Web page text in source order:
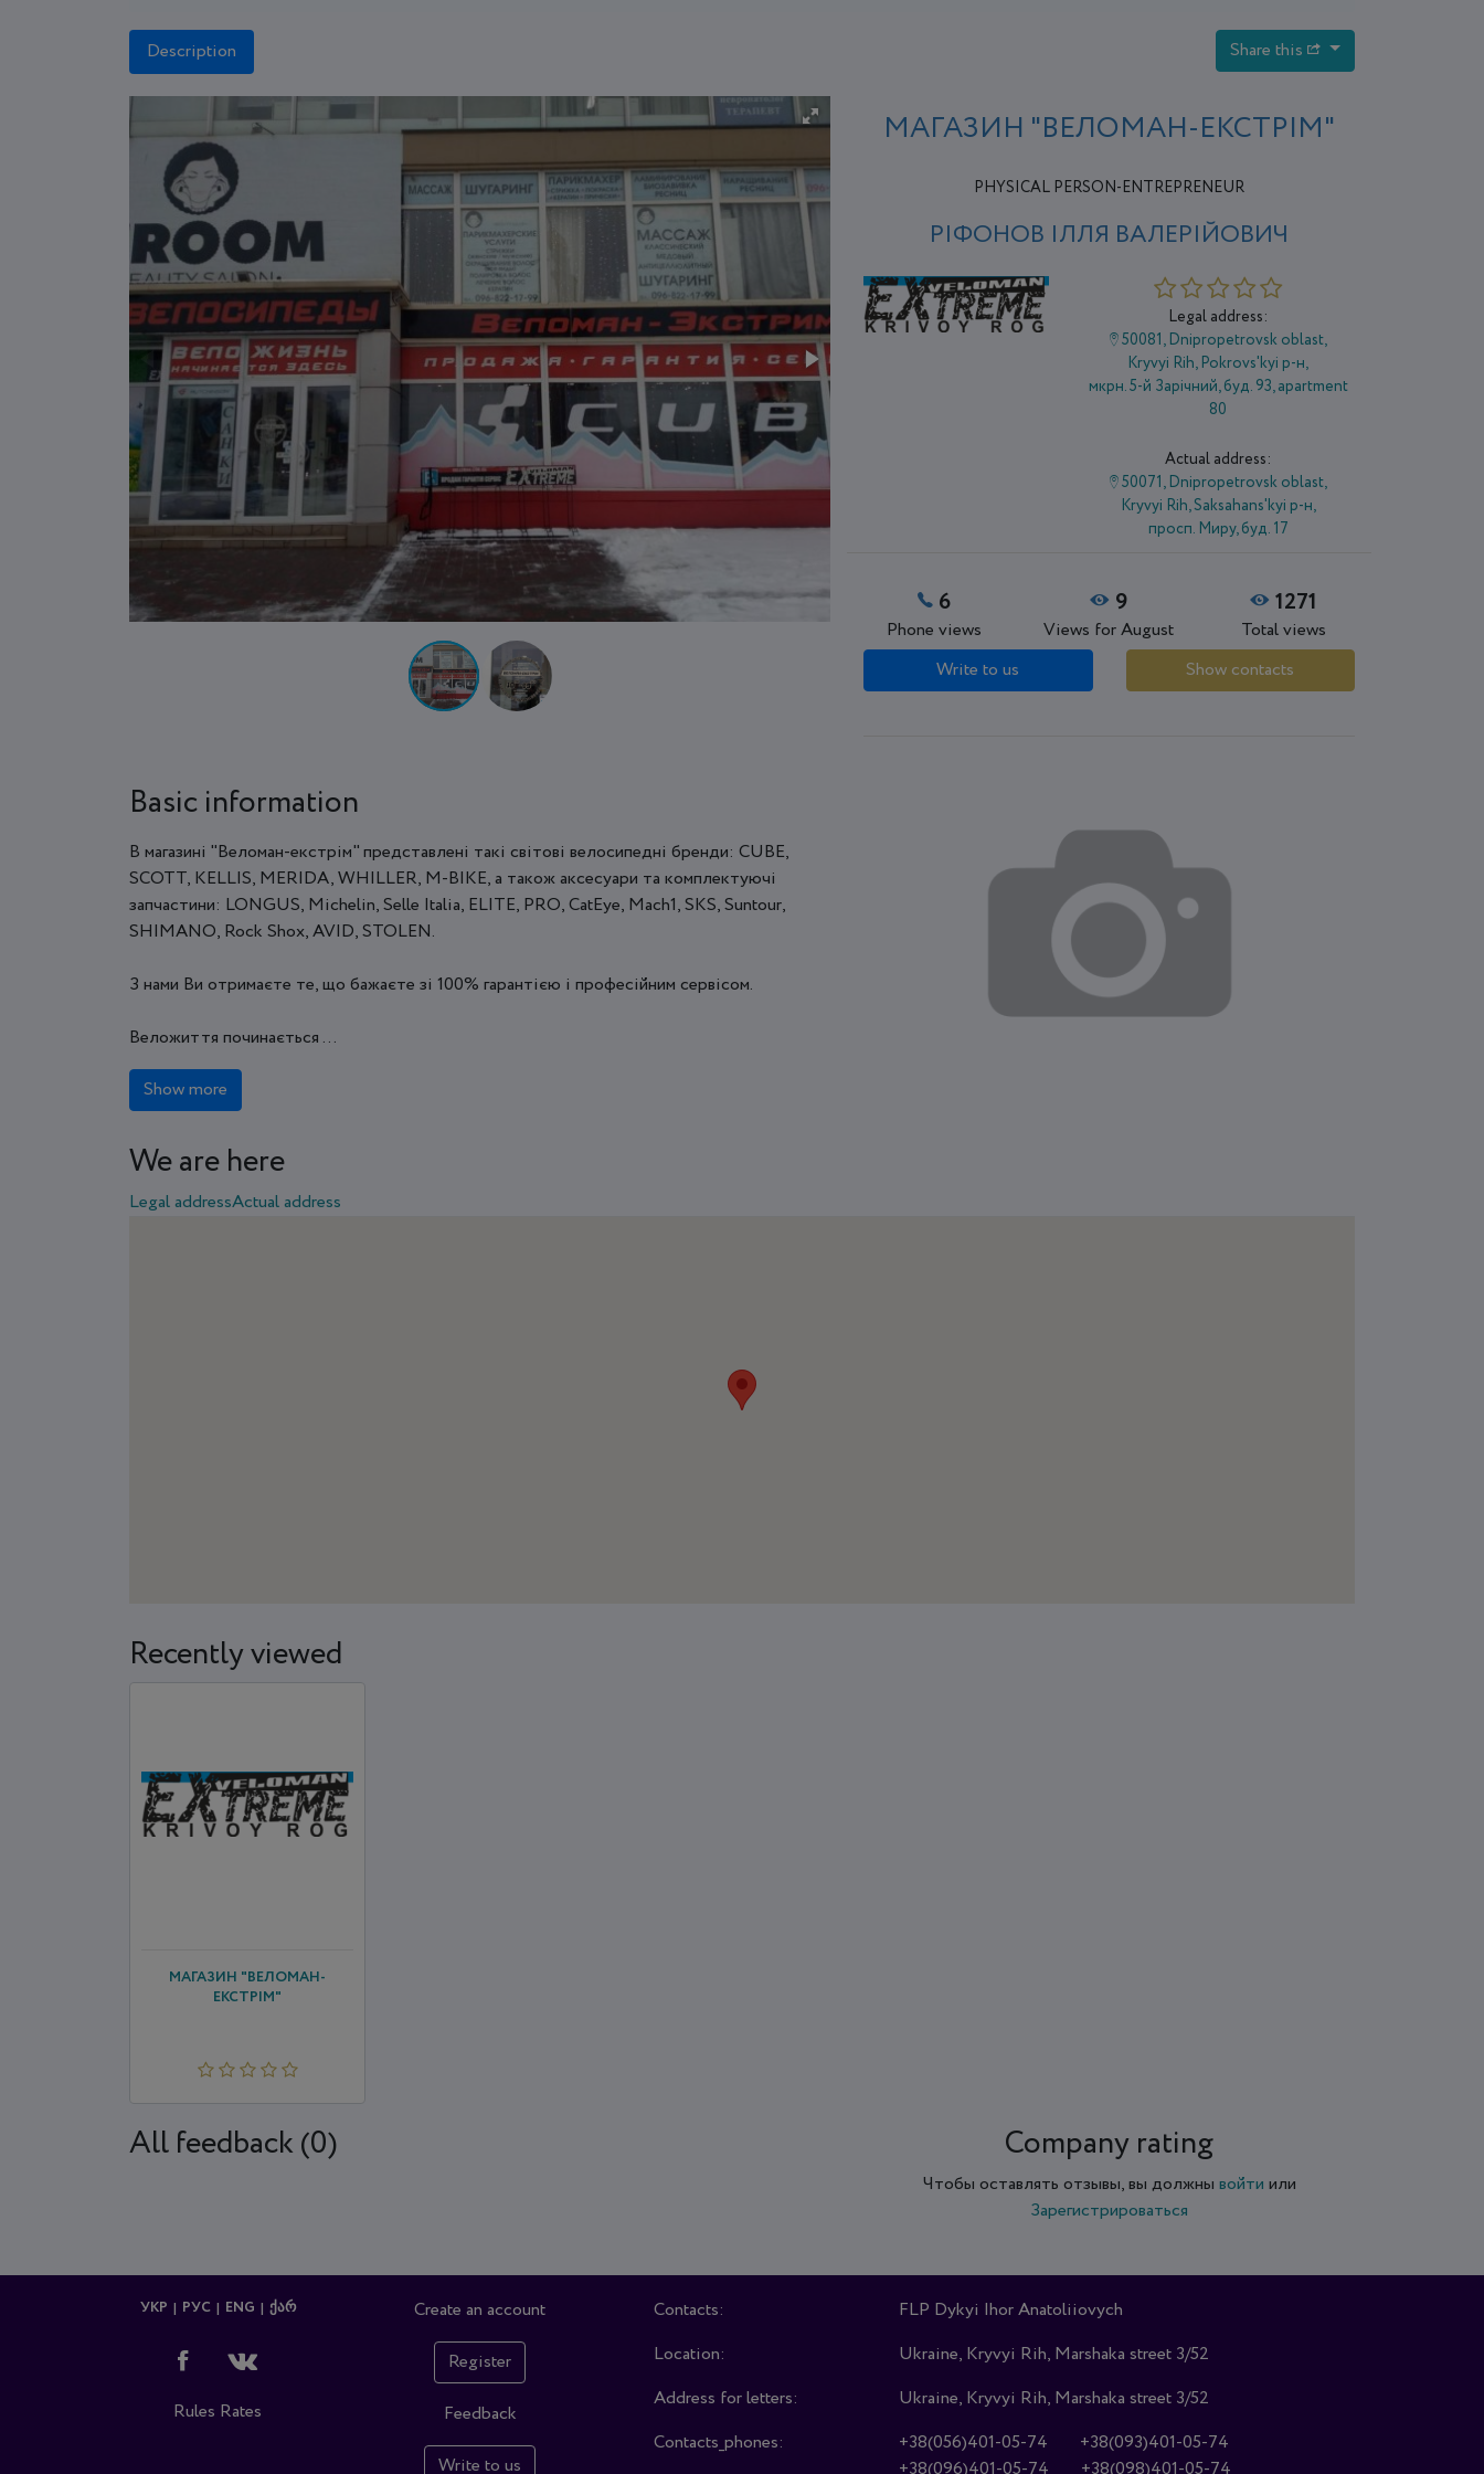
Description Share this
МАГАЗИН "ВЕЛОМАН-ЕКСТРІМ"
PHYSICAL PERSON-ENTREPRENEUR
РІФОНОВ ІЛЛЯ ВАЛЕРІЙОВИЧ
Legal address:
50081, Dnipropetrovsk oblast,
Kryvyi Rih, Pokrovs'kyi р-н,
мкрн. 5-й Зарічний, буд. 93, apartment
80
Actual address:
50071, Dnipropetrovsk oblast,
Kryvyi Rih, Saksahans'kyi р-н,
просп. Миру, буд. 17
6
Phone views
9
Views for August
1271
Total views
Write to us
Show contacts
Basic information
В магазині "Веломан-екстрім" представлені такі світові велосипедні бренди: CUBE,
SCOTT, KELLIS, MERIDA, WHILLER, M-BIKE, а також аксесуари та комплектуючі
запчастини: LONGUS, Michelin, Selle Italia, ELITE, PRO, CatEye, Mach1, SKS, Suntour,
SHIMANO, Rock Shox, AVID, STOLEN.
З нами Ви отримаєте те, що бажаєте зі 100% гарантією і професійним сервісом.
Веложиття починається ...
Show more
We are here
Legal addressActual address
Recently viewed
МАГАЗИН "ВЕЛОМАН-
ЕКСТРІМ"
All feedback (0) Company rating
Чтобы оставлять отзывы, вы должны войти или
Зарегистрироваться
УКР РУС ENG ᲥᲐᲠ
Rules Rates
Create an account
Register
Feedback
Write to us
Contacts:
FLP Dykyi Ihor Anatoliiovych
Location:
Ukraine, Kryvyi Rih, Marshaka street 3/52
Address for letters:
Ukraine, Kryvyi Rih, Marshaka street 3/52
Contacts_phones:
+38(056)401-05-74
+38(093)401-05-74
+38(096)401-05-74
+38(098)401-05-74